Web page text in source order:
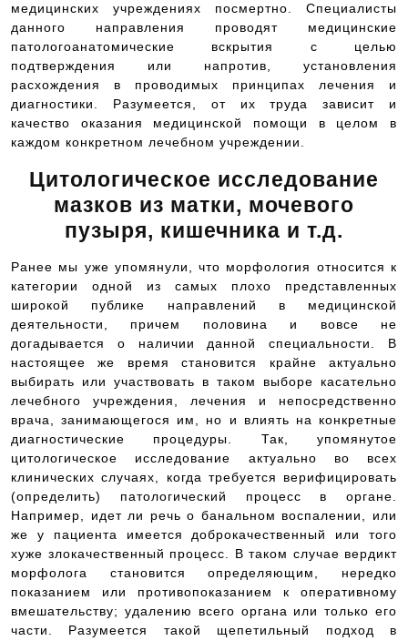
медицинских учреждениях посмертно. Специалисты
данного направления проводят медицинские
патологоанатомические вскрытия с целью
подтверждения или напротив, установления
расхождения в проводимых принципах лечения и
диагностики. Разумеется, от их труда зависит и
качество оказания медицинской помощи в целом в
каждом конкретном лечебном учреждении.
Цитологическое исследование
мазков из матки, мочевого
пузыря, кишечника и т.д.
Ранее мы уже упомянули, что морфология относится к
категории одной из самых плохо представленных
широкой публике направлений в медицинской
деятельности, причем половина и вовсе не
догадывается о наличии данной специальности. В
настоящее же время становится крайне актуально
выбирать или участвовать в таком выборе касательно
лечебного учреждения, лечения и непосредственно
врача, занимающегося им, но и влиять на конкретные
диагностические процедуры. Так, упомянутое
цитологическое исследование актуально во всех
клинических случаях, когда требуется верифицировать
(определить) патологический процесс в органе.
Например, идет ли речь о банальном воспалении, или
же у пациента имеется доброкачественный или того
хуже злокачественный процесс. В таком случае вердикт
морфолога становится определяющим, нередко
показанием или противопоказанием к оперативному
вмешательству; удалению всего органа или только его
части. Разумеется такой щепетильный подход в